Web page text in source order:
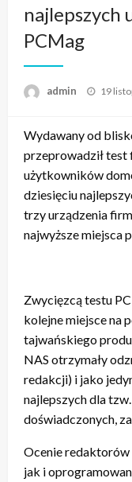
najlepszych
PCMag
admin 19
Wydawany od
przeprowadził test
użytkowników
dziesięciu
trzy urządzenia
najwyższe miejsca
Zwycięzcą testu
kolejne miejsce na
tajwańskiego
NAS otrzymały
redakcji) i jako
najlepszych dla
doświadczonych,
Ocenie redaktorów
jak i